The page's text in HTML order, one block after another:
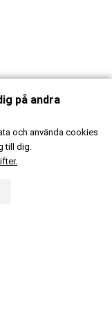
på andra
och använda cookies
till dig.